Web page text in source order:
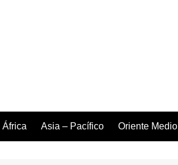
África Asia – Pacífico Oriente Medio